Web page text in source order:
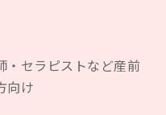
・セラピストなど産前
向け